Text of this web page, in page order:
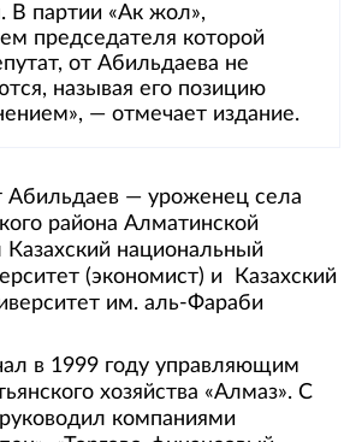
В партии «Ак жол»,
председателя которой
от Абильдаева не
называя его позицию
— отмечает издание.
Абильдаев — уроженец села
района Алматинской
национальный
(экономист) и Казахский
им. аль-Фараби
в 1999 году управляющим
хозяйства «Алмаз». С
компаниями